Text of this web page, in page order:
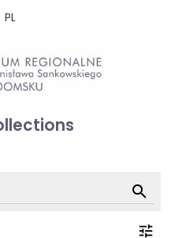
PL
search
tune